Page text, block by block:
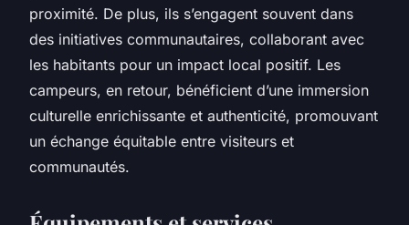
proximité. De plus, ils s’engagent souvent dans
des initiatives communautaires, collaborant avec
les habitants pour un impact local positif. Les
campeurs, en retour, bénéficient d’une immersion
culturelle enrichissante et authenticité, promouvant
un échange équitable entre visiteurs et
communautés.